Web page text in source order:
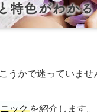
うかで迷っていませ
ックを紹介します。